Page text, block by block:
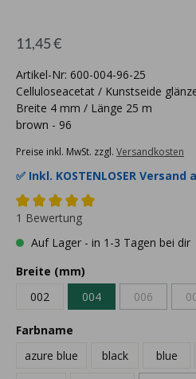
11,45 €
Artikel-Nr: 600-004-96-25
Celluloseacetat / Kunstseide
Breite 4 mm / Länge 25 m
brown - 96
Preise inkl. MwSt. zzgl. Versandkosten
✅ Inkl. KOSTENLOSER Versand
1 Bewertung
Auf Lager - in 1-3 Tagen bei dir
Breite (mm)
002
004 006
Farbname
azure blue
black blue